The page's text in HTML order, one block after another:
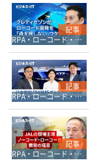
記事
RPA・ローコード・ノーコード
記事
RPA・ローコード・ノーコード
記事
RPA・ローコード・ノーコード